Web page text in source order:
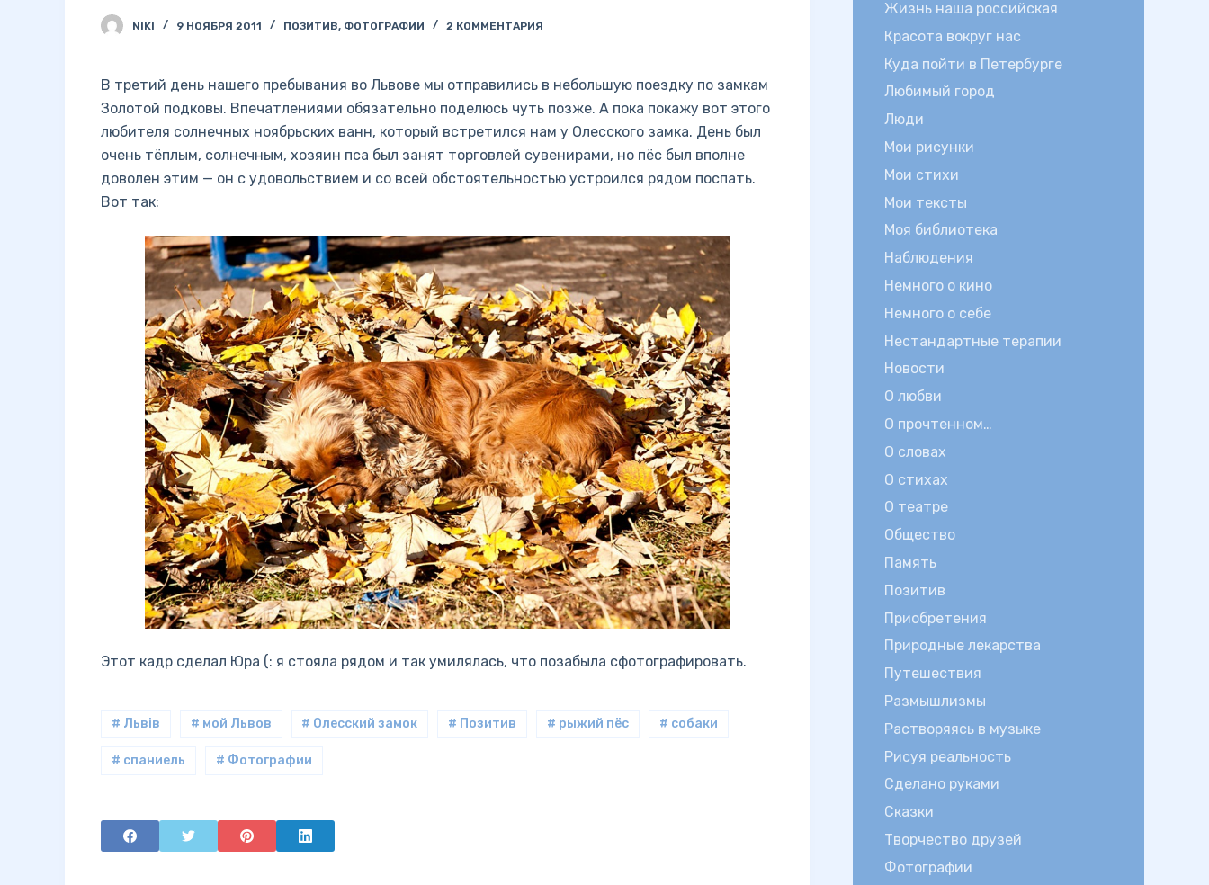
NIKI 9 НОЯБРЯ 2011 ПОЗИТИВ, ФОТОГРАФИИ 2 КОММЕНТАРИЯ
В третий день нашего пребывания во Львове мы отправились в небольшую поездку по замкам
Золотой подковы. Впечатлениями обязательно поделюсь чуть позже. А пока покажу вот этого
любителя солнечных ноябрьских ванн, который встретился нам у Олесского замка. День был
очень тёплым, солнечным, хозяин пса был занят торговлей сувенирами, но пёс был вполне
доволен этим — он с удовольствием и со всей обстоятельностью устроился рядом поспать.
Вот так:
Этот кадр сделал Юра (: я стояла рядом и так умилялась, что позабыла сфотографировать.
# Львiв # мой Львов # Олесский замок # Позитив # рыжий пёс # собаки
# спаниель # Фотографии
Жизнь наша российская
Красота вокруг нас
Куда пойти в Петербурге
Любимый город
Люди
Мои рисунки
Мои стихи
Мои тексты
Моя библиотека
Наблюдения
Немного о кино
Немного о себе
Нестандартные терапии
Новости
О любви
О прочтенном…
О словах
О стихах
О театре
Общество
Память
Позитив
Приобретения
Природные лекарства
Путешествия
Размышлизмы
Растворяясь в музыке
Рисуя реальность
Сделано руками
Сказки
Творчество друзей
Фотографии